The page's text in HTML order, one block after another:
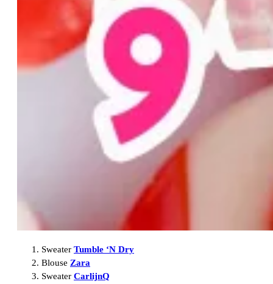
Sweater Tumble ‘N Dry
Blouse Zara
Sweater CarlijnQ